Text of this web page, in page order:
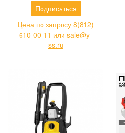
Подписаться
Цена по запросу 8(812)
610-00-11 или sale@y-
ss.ru